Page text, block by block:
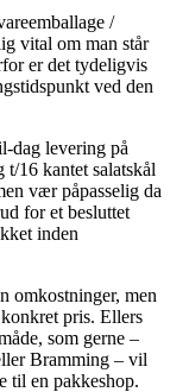
/
vital om man står
er det tydeligvis
ved den
dag levering på
t/16 kantet salatskål
vær påpasselig da
for et besluttet
inden
omkostninger, men
pris. Ellers
som gerne –
Bramming – vil
til en pakkeshop.